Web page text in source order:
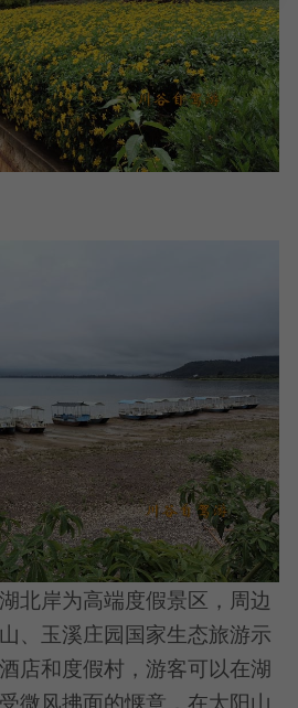
北岸为高端度假景区，周边
、玉溪庄园国家生态旅游示
店和度假村，游客可以在湖
微风拂面的惬意，在太阳山